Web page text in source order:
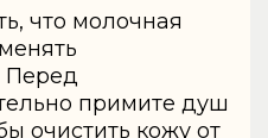
что молочная
Перед
примите душ
очистить кожу от